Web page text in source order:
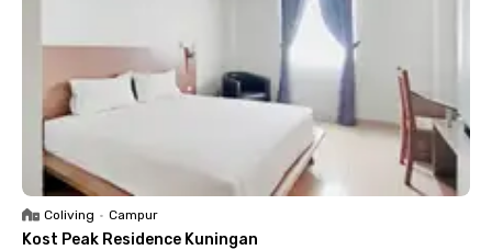
Coliving • Campur
Kost Peak Residence Kuningan